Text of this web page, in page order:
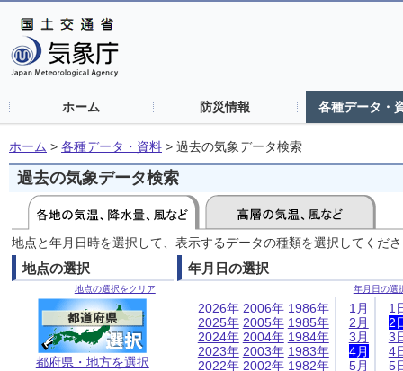
ホーム 防災情報 各種データ・
ホーム > 各種データ・資料 > 過去の気象データ検索
過去の気象データ検索
地点と年月日時を選択して、表示するデータの種類を選択してくだ
地点の選択
地点の選択をクリア
都府県・地方を選択
年月日の選択
年月日の選
2026年
2025年
2024年
2023年
2022年
2006年
2005年
2004年
2003年
2002年
1986年
1985年
1984年
1983年
1982年
1月
2月
3月
4月
5月
1
2
3
4
5